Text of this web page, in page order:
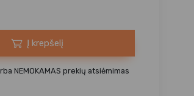
Į krepšelį
NEMOKAMAS prekių atsiėmimas